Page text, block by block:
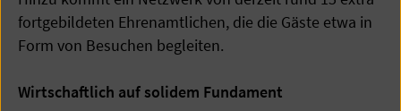
fortgebildeten Ehrenamtlichen, die die Gäste etwa in
Form von Besuchen begleiten.
Wirtschaftlich auf solidem Fundament